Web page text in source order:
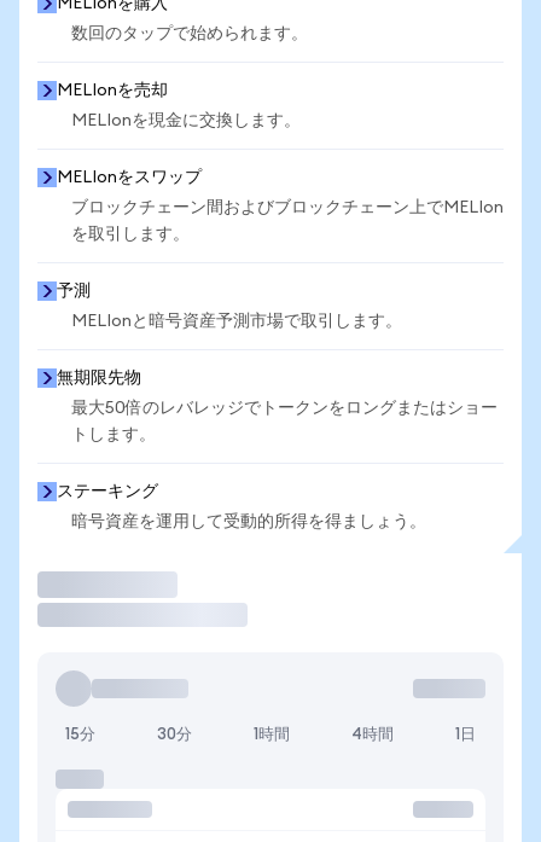
MELIonを購入
数回のタップで始められます。
MELIonを売却
MELIonを現金に交換します。
MELIonをスワップ
ブロックチェーン間およびブロックチェーン上でMELIon
を取引します。
予測
MELIonと暗号資産予測市場で取引します。
無期限先物
最大50倍のレバレッジでトークンをロングまたはショー
トします。
ステーキング
暗号資産を運用して受動的所得を得ましょう。
15分 30分 1時間 4時間 1日